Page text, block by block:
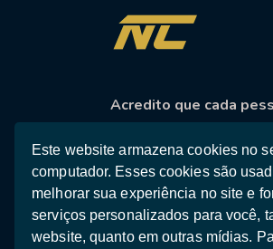
Este website armazena cookies no
computador. Esses cookies são
melhorar sua experiência no site e
serviços personalizados para você,
website, quanto em outras mídias.
Acredito que cada
potencial de se tornar
versão de si mesmae
objetivos,
onde estejam em sua